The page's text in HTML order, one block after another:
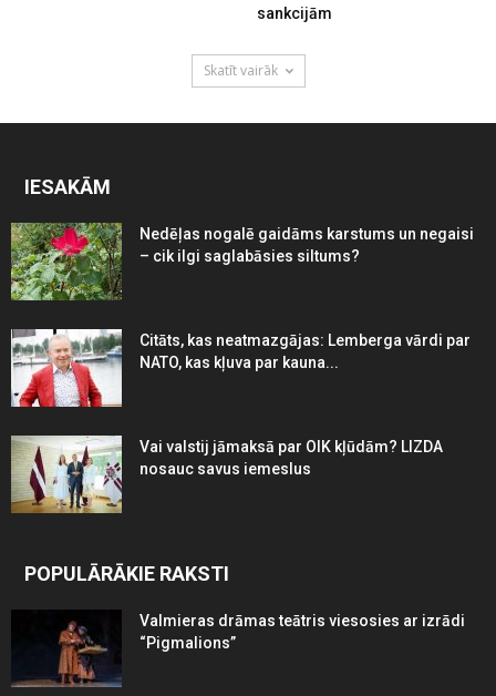
sankcijām
Skatīt vairāk
IESAKĀM
Nedēļas nogalē gaidāms karstums un negaisi
– cik ilgi saglabāsies siltums?
Citāts, kas neatmazgājas: Lemberga vārdi par
NATO, kas kļuva par kauna...
Vai valstij jāmaksā par OIK kļūdām? LIZDA
nosauc savus iemeslus
POPULĀRĀKIE RAKSTI
Valmieras drāmas teātris viesosies ar izrādi
“Pigmalions”